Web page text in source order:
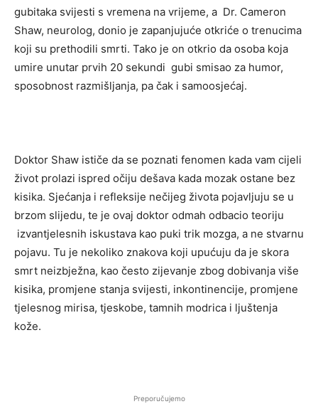
gubitaka svijesti s vremena na vrijeme, a Dr. Cameron
Shaw, neurolog, donio je zapanjujuće otkriće o trenucima
koji su prethodili smrti. Tako je on otkrio da osoba koja
umire unutar prvih 20 sekundi gubi smisao za humor,
sposobnost razmišljanja, pa čak i samoosjećaj.
Doktor Shaw ističe da se poznati fenomen kada vam cijeli
život prolazi ispred očiju dešava kada mozak ostane bez
kisika. Sjećanja i refleksije nečijeg života pojavljuju se u
brzom slijedu, te je ovaj doktor odmah odbacio teoriju
izvantjelesnih iskustava kao puki trik mozga, a ne stvarnu
pojavu. Tu je nekoliko znakova koji upućuju da je skora
smrt neizbježna, kao često zijevanje zbog dobivanja više
kisika, promjene stanja svijesti, inkontinencije, promjene
tjelesnog mirisa, tjeskobe, tamnih modrica i ljuštenja
kože.
Preporučujemo